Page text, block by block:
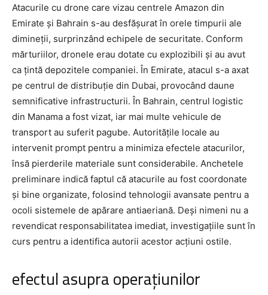
Atacurile cu drone care vizau centrele Amazon din
Emirate și Bahrain s-au desfășurat în orele timpurii ale
dimineții, surprinzând echipele de securitate. Conform
mărturiilor, dronele erau dotate cu explozibili și au avut
ca țintă depozitele companiei. În Emirate, atacul s-a axat
pe centrul de distribuție din Dubai, provocând daune
semnificative infrastructurii. În Bahrain, centrul logistic
din Manama a fost vizat, iar mai multe vehicule de
transport au suferit pagube. Autoritățile locale au
intervenit prompt pentru a minimiza efectele atacurilor,
însă pierderile materiale sunt considerabile. Anchetele
preliminare indică faptul că atacurile au fost coordonate
și bine organizate, folosind tehnologii avansate pentru a
ocoli sistemele de apărare antiaeriană. Deși nimeni nu a
revendicat responsabilitatea imediat, investigațiile sunt în
curs pentru a identifica autorii acestor acțiuni ostile.
efectul asupra operațiunilor